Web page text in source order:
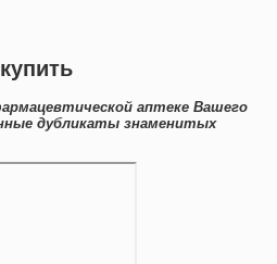
аптеке Вашего
дубликаты знаменитых